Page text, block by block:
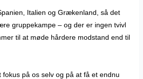
Italien og Grækenland, så det
gruppekampe – og der er ingen tvivl
til at møde hårdere modstand end til
fokus på os selv og på at få et endnu